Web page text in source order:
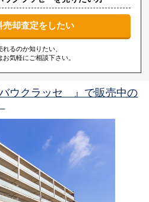
売却査定をしたい
れるのか知りたい、
お気軽にご相談下さい。
バウクラッセ 』で販売中の